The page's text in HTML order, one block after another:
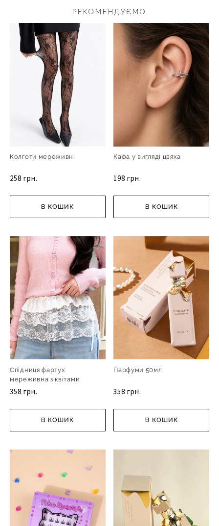
РЕКОМЕНДУЄМО
Колготи мереживні
258 грн.
В КОШИК
Кафа у вигляді цвяха
198 грн.
В КОШИК
Спідниця фартух
мереживна з квітами
358 грн.
В КОШИК
Парфуми 50мл
358 грн.
В КОШИК